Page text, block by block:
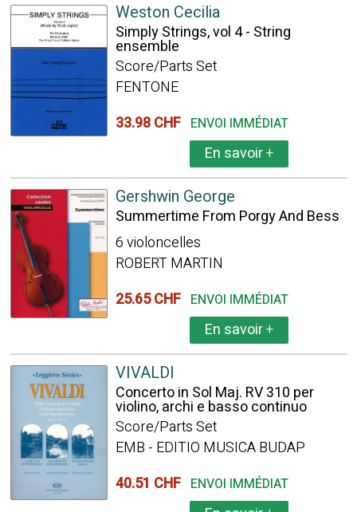
Weston Cecilia
Simply Strings, vol 4 - String
ensemble
Score/Parts Set
FENTONE
33.98 CHF ENVOI IMMÉDIAT
En savoir+
Gershwin George
Summertime From Porgy And Bess
6 violoncelles
ROBERT MARTIN
25.65 CHF ENVOI IMMÉDIAT
En savoir+
VIVALDI
Concerto in Sol Maj. RV 310 per
violino, archi e basso continuo
Score/Parts Set
EMB - EDITIO MUSICA BUDAP
40.51 CHF ENVOI IMMÉDIAT